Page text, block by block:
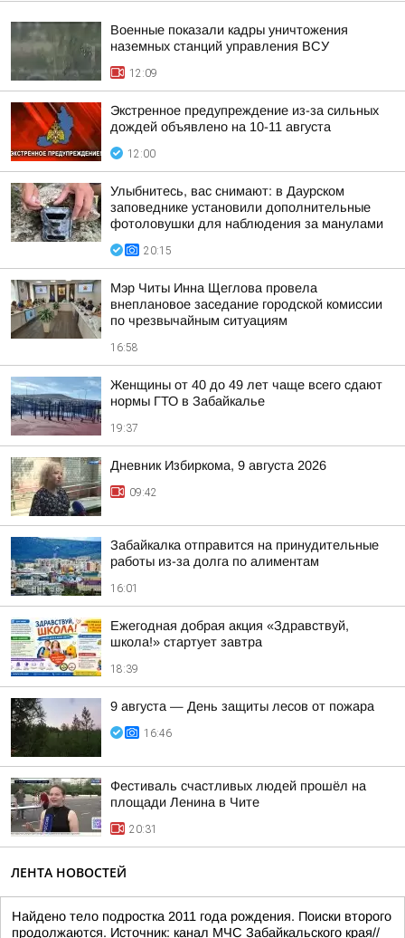
Военные показали кадры уничтожения
наземных станций управления ВСУ
12:09
Экстренное предупреждение из-за сильных
дождей объявлено на 10-11 августа
12:00
Улыбнитесь, вас снимают: в Даурском
заповеднике установили дополнительные
фотоловушки для наблюдения за манулами
20:15
Мэр Читы Инна Щеглова провела
внеплановое заседание городской комиссии
по чрезвычайным ситуациям
16:58
Женщины от 40 до 49 лет чаще всего сдают
нормы ГТО в Забайкалье
19:37
Дневник Избиркома, 9 августа 2026
09:42
Забайкалка отправится на принудительные
работы из-за долга по алиментам
16:01
Ежегодная добрая акция «Здравствуй,
школа!» стартует завтра
18:39
9 августа — День защиты лесов от пожара
16:46
Фестиваль счастливых людей прошёл на
площади Ленина в Чите
20:31
ЛЕНТА НОВОСТЕЙ
Найдено тело подростка 2011 года рождения. Поиски второго
продолжаются. Источник: канал МЧС Забайкальского края//